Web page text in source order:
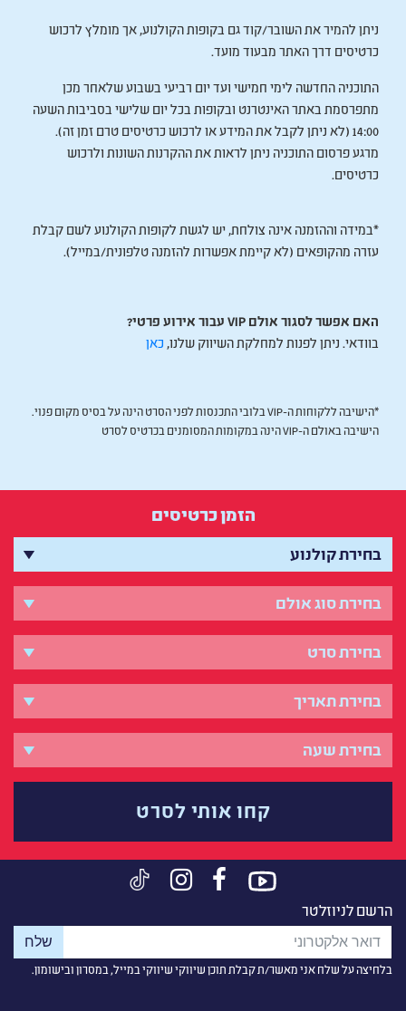
ניתן להמיר את השובר/קוד גם בקופות הקולנוע, אך מומלץ לרכוש
כרטיסים דרך האתר מבעוד מועד.
התוכניה החדשה לימי חמישי ועד יום רביעי בשבוע שלאחר מכן
מתפרסמת באתר האינטרנט ובקופות בכל יום שלישי בסביבות השעה
14:00 (לא ניתן לקבל את המידע או לרכוש כרטיסים טרם זמן זה).
מרגע פרסום התוכניה ניתן לראות את ההקרנות השונות ולרכוש
כרטיסים.
*במידה וההזמנה אינה צולחת, יש לגשת לקופות הקולנוע לשם קבלת
עזרה מהקופאים (לא קיימת אפשרות להזמנה טלפונית/במייל).
האם אפשר לסגור אולם VIP עבור אירוע פרטי?
בוודאי. ניתן לפנות למחלקת השיווק שלנו, כאן
*הישיבה ללקוחות ה-VIP בלובי התכנסות לפני הסרט הינה על בסיס מקום פנוי.
הישיבה באולם ה-VIP הינה במקומות המסומנים בכרטיס לסרט
הזמן כרטיסים
קחו אותי לסרט
הרשם לניוזלטר
בלחיצה על שלח אני מאשר/ת קבלת תוכן שיווקי שיווקי במייל, במסרון ובישומון.